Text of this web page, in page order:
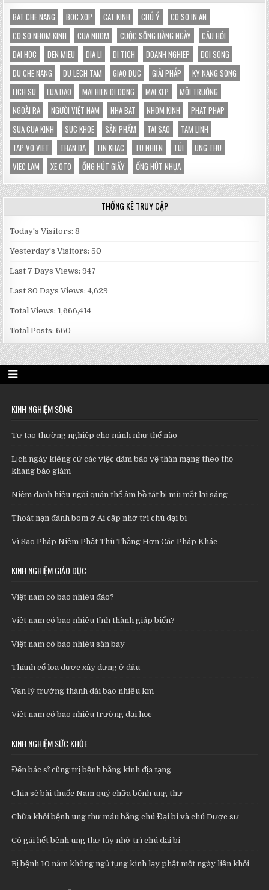
LỘC
BỊ
CHẶN
ĐỨNG
HOÀN
TOÀN
BAT CHE NANG BOC XOP CAT KINH CHÚ Ý
CO SO IN AN
CO SO NHOM KINH
CUA NHOM CUỘC SỐNG HÀNG NGÀY
CÂU HỎI
DAI HOC
DEN MIEU DIA LI DI TICH DOANH NGHIEP
DOI SONG
DU CHE NANG
DU LECH TAM GIAO DUC GIẢI PHÁP
KY NANG SONG
LICH SU
LUA DAO MAI HIEN DI DONG MAI XEP
MÔI TRƯỜNG
NGOÀI RA
NGƯỜI VIỆT NAM NHA BAT NHOM KINH
PHAT PHAP
SUA CUA KINH
SUC KHOE SẢN PHẨM TAI SAO
TAM LINH
TAP VO VIET
THAN DA TIN KHAC TU NHIEN TÚI
UNG THU
VIEC LAM
XE OTO ỐNG HÚT GIẤY ỐNG HÚT NHỰA
THỐNG KÊ TRUY CẬP
Today's Visitors:8
Yesterday's Visitors:50
Last 7 Days Views:947
Last 30 Days Views:4,629
Total Views: 1,666,414
Total Posts:660
KINH NGHIỆM SỐNG
Tự tạo thường nghiệp cho mình như thế nào
Lịch ngày kiêng cử các việc dâm bảo vệ thân mạng theo thọ
khang bảo giám
Niệm danh hiệu ngài quán thế âm bồ tát bị mù mắt lại sáng
Thoát nạn đánh bom ở Ai cập nhờ trì chú đại bi
Vì Sao Pháp Niệm Phật Thù Thắng Hơn Các Pháp Khác
KINH NGHIỆM GIÁO DỤC
Việt nam có bao nhiêu đảo?
Việt nam có bao nhiêu tỉnh thành giáp biển?
Việt nam có bao nhiêu sân bay
Thành cổ loa được xây dựng ở đâu
Vạn lý trường thành dài bao nhiêu km
Việt nam có bao nhiêu trường đại học
KINH NGHIỆM SỨC KHỎE
Đến bác sĩ cũng trị bệnh bằng kinh địa tạng
Chia sẻ bài thuốc Nam quý chữa bệnh ung thư
Chữa khỏi bệnh ung thư máu bằng chú Đại bi và chú Dược sư
Cô gái hết bệnh ung thư tủy nhờ trì chú đại bi
Bị bệnh 10 năm không ngủ tụng kinh lạy phật một ngày liền khỏi